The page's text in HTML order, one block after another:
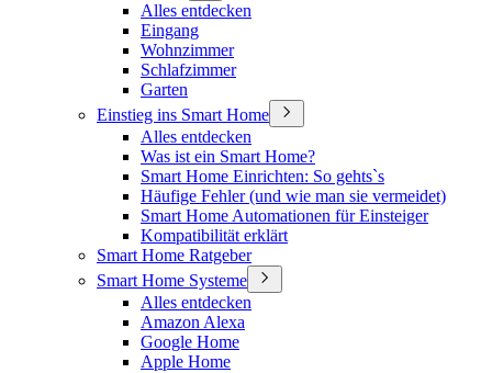
Alles entdecken
Eingang
Wohnzimmer
Schlafzimmer
Garten
Einstieg ins Smart Home
Alles entdecken
Was ist ein Smart Home?
Smart Home Einrichten: So gehts`s
Häufige Fehler (und wie man sie vermeidet)
Smart Home Automationen für Einsteiger
Kompatibilität erklärt
Smart Home Ratgeber
Smart Home Systeme
Alles entdecken
Amazon Alexa
Google Home
Apple Home